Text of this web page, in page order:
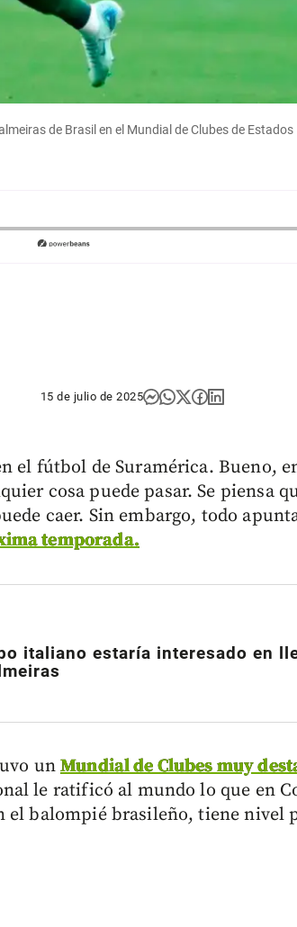
de Brasil en el Mundial de Clubes de Estados
15 de julio de 2025
el fútbol de Suramérica. Bueno,
cosa puede pasar. Se piensa
caer. Sin embargo, todo
temporada.
italiano estaría interesado en
unMundial de Clubes muy
le ratificó al mundo lo que en
el balompié brasileño, tiene nivel